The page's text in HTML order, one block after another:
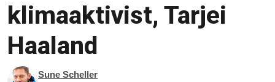
klimaaktivist, Tarjei
Haaland
Sune Scheller